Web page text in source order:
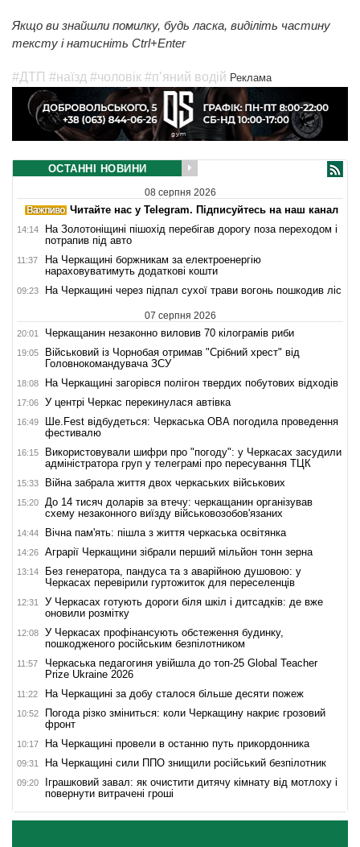
Якщо ви знайшли помилку, будь ласка, виділіть частину
тексту і натисніть Ctrl+Enter
#ДТП #наїзд #чоловік #п’яний водій Реклама
ОСТАННІ НОВИНИ
08 серпня 2026
Читайте нас у Telegram. Підписуйтесь на наш канал
14:14
На Золотоніщині пішохід перебігав дорогу поза переходом і
потрапив під авто
11:37
На Черкащині боржникам за електроенергію
нараховуватимуть додаткові кошти
09:23 На Черкащині через підпал сухої трави вогонь пошкодив ліс
07 серпня 2026
20:01 Черкащанин незаконно виловив 70 кілограмів риби
19:05
Військовий із Чорнобая отримав "Срібний хрест" від
Головнокомандувача ЗСУ
18:08 На Черкащині загорівся полігон твердих побутових відходів
17:06 У центрі Черкас перекинулася автівка
16:49
Ше.Fest відбудеться: Черкаська ОВА погодила проведення
фестивалю
16:15
Використовували шифри про "погоду": у Черкасах засудили
адміністратора груп у телеграмі про пересування ТЦК
15:33 Війна забрала життя двох черкаських військових
15:20
До 14 тисяч доларів за втечу: черкащанин організував
схему незаконного виїзду військовозобов'язаних
14:44 Вічна пам'ять: пішла з життя черкаська освітянка
14:26 Аграрії Черкащини зібрали перший мільйон тонн зерна
13:14
Без генератора, пандуса та з аварійною душовою: у
Черкасах перевірили гуртожиток для переселенців
12:31
У Черкасах готують дороги біля шкіл і дитсадків: де вже
оновили розмітку
12:08
У Черкасах профінансують обстеження будинку,
пошкодженого російським безпілотником
11:57
Черкаська педагогиня увійшла до топ-25 Global Teacher
Prize Ukraine 2026
11:22 На Черкащині за добу сталося більше десяти пожеж
10:52
Погода різко зміниться: коли Черкащину накриє грозовий
фронт
10:17 На Черкащині провели в останню путь прикордонника
09:31 На Черкащині сили ППО знищили російський безпілотник
09:20
Іграшковий завал: як очистити дитячу кімнату від мотлоху і
повернути витрачені гроші